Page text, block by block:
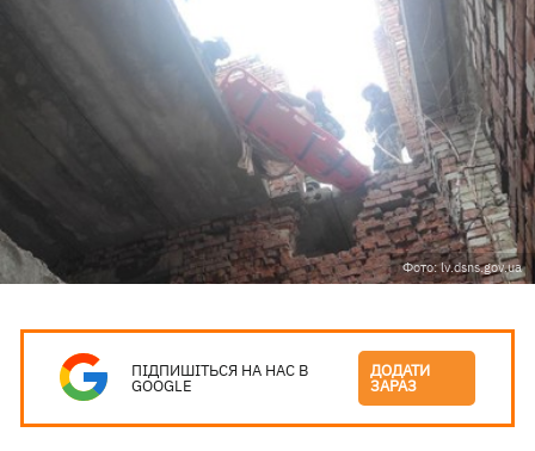
Фото: lv.dsns.gov.ua
ПІДПИШІТЬСЯ НА НАС В
GOOGLE
ДОДАТИ
ЗАРАЗ